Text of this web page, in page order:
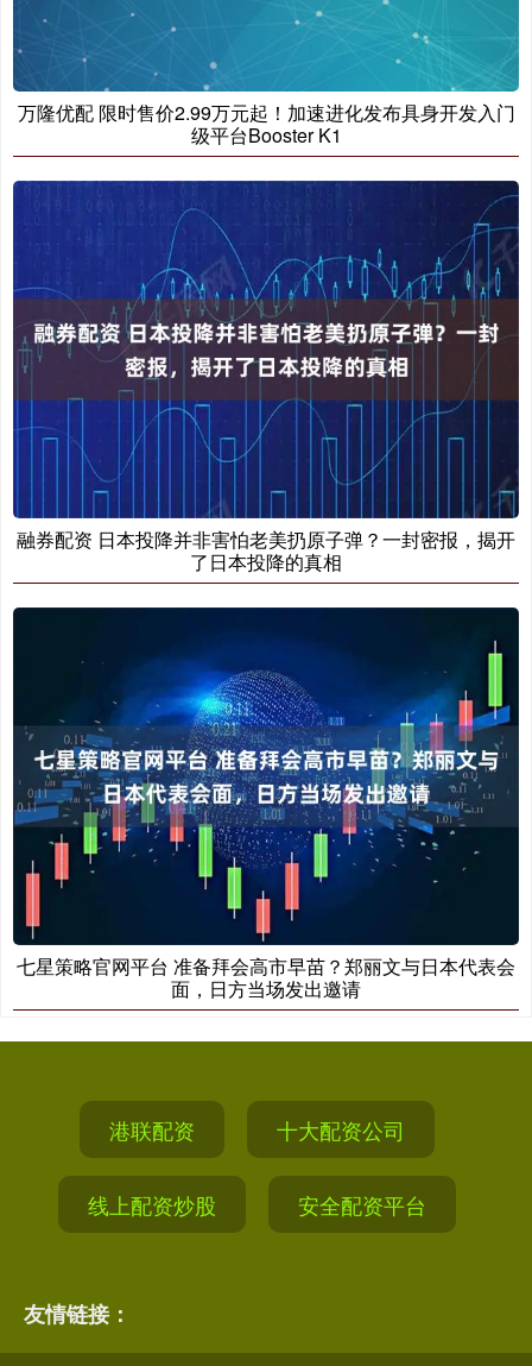
万隆优配 限时售价2.99万元起！加速进化发布具身开发入门
级平台Booster K1
融券配资 日本投降并非害怕老美扔原子弹？一封密报，揭开
了日本投降的真相
七星策略官网平台 准备拜会高市早苗？郑丽文与日本代表会
面，日方当场发出邀请
港联配资 十大配资公司
线上配资炒股 安全配资平台
友情链接：